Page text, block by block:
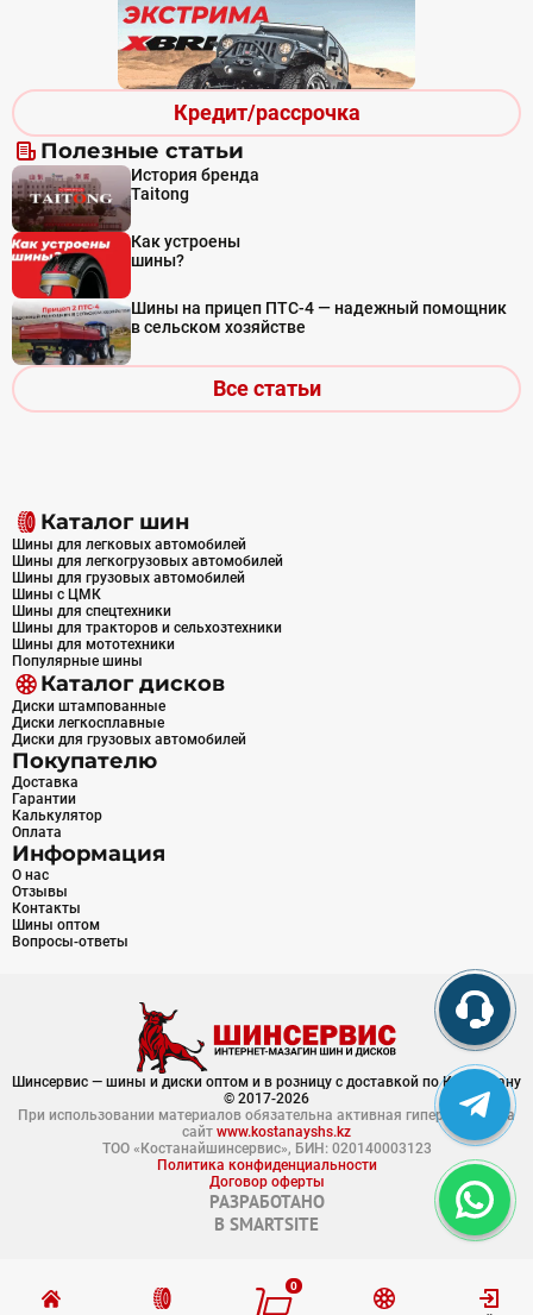
0
Кредит/рассрочка
Полезные статьи
История бренда
Taitong
Как устроены
шины?
Шины на прицеп ПТС-4 — надежный помощник
в сельском хозяйстве
Все статьи
Каталог шин
Шины для легковых автомобилей
Шины для легкогрузовых автомобилей
Шины для грузовых автомобилей
Шины с ЦМК
Шины для спецтехники
Шины для тракторов и сельхозтехники
Шины для мототехники
Популярные шины
Каталог дисков
Диски штампованные
Диски легкосплавные
Диски для грузовых автомобилей
Покупателю
Доставка
Гарантии
Калькулятор
Оплата
Информация
О нас
Отзывы
Контакты
Шины оптом
Вопросы-ответы
Шинсервис — шины и диски оптом и в розницу с доставкой по Казахстану
© 2017-2026
При использовании материалов обязательна активная гиперссылка на
сайт www.kostanayshs.kz
ТОО «Костанайшинсервис», БИН: 020140003123
Политика конфиденциальности
Договор оферты
РАЗРАБОТАНО
В SMARTSITE